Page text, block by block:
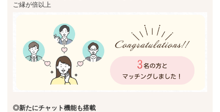
ご縁が倍以上
◎新たにチャット機能も搭載